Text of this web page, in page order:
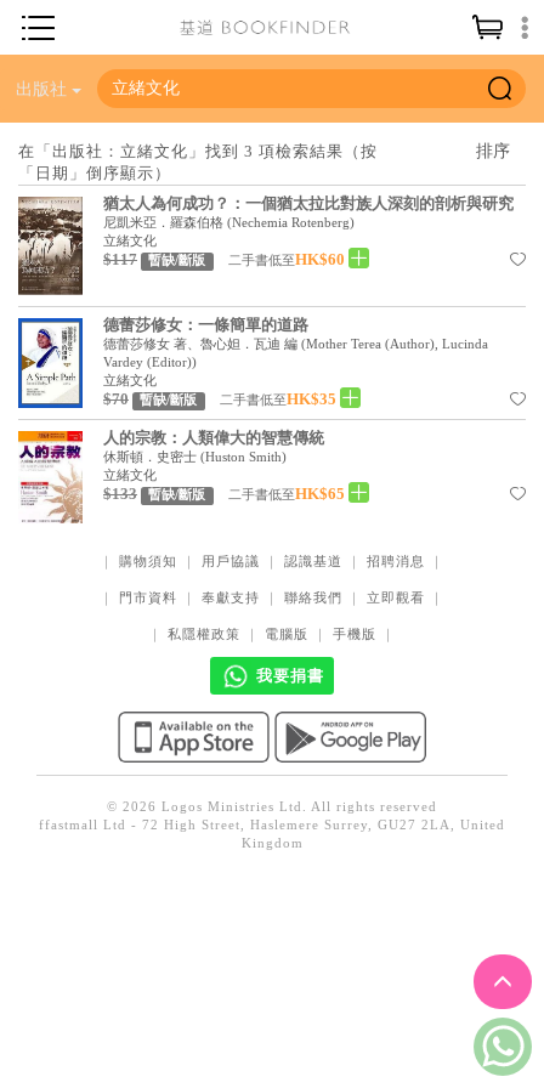
神學／教義
聖經
信仰入門
教會歷史
靈修／禱告
信徒生活
教會事工
分齡牧養
社會／倫理
哲學／宗教比較
見證／傳記
文藝／勵志
其他
得獎作品推介
出版社
在「出版社：立緒文化」找到 3 項檢索結果（按
「日期」倒序顯示）
猶太人為何成功？：一個猶太拉比對族人深刻的剖析與研究
尼凱米亞．羅森伯格 (Nechemia Rotenberg)
立緒文化
$117 暫缺/斷版 二手書低至HK$60
德蕾莎修女：一條簡單的道路
德蕾莎修女 著、魯心妲．瓦迪 編 (Mother Terea (Author), Lucinda
Vardey (Editor))
立緒文化
$70 暫缺/斷版 二手書低至HK$35
人的宗教：人類偉大的智慧傳統
休斯頓．史密士 (Huston Smith)
立緒文化
$133 暫缺/斷版 二手書低至HK$65
｜ 購物須知 ｜ 用戶協議 ｜ 認識基道 ｜ 招聘消息 ｜
｜ 門市資料 ｜ 奉獻支持 ｜ 聯絡我們 ｜ 立即觀看 ｜
｜ 私隱權政策 ｜ 電腦版 ｜ 手機版 ｜
我要捐書
© 2026 Logos Ministries Ltd. All rights reserved
ffastmall Ltd - 72 High Street, Haslemere Surrey, GU27 2LA, United
Kingdom